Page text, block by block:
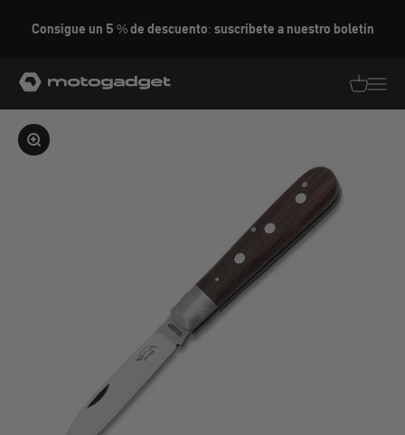
Consigue un 5 % de descuento: suscríbete a nuestro boletín
motogadget GmbH
Ampliar la imagen